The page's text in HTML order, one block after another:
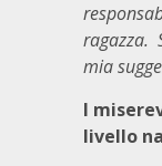
ragazza.
mia
I
livello